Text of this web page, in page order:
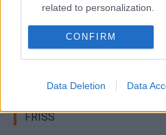
related to personalization.
I want to allow Google to
related to security, including
CONFIRM
Data Deletion Data
FRISS